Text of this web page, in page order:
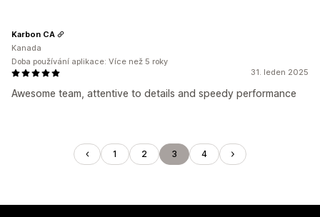
31. leden 2025
Awesome team, attentive to details and speedy performance
Karbon CA
Kanada
Doba používání aplikace: Více než 5 roky
1 2 3 4